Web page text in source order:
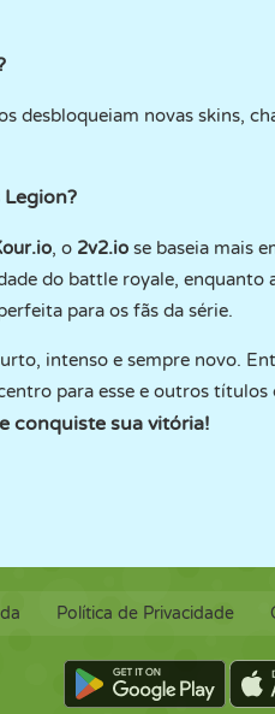
desbloqueiam novas skins,
, o 2v2.io se baseia mais
do battle royale, enquanto
para os fãs da série.
intenso e sempre novo.
para esse e outros títulos
conquiste sua vitória!
Política de Privacidade